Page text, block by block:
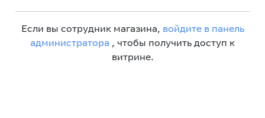
Если вы сотрудник магазина, войдите в панель
администратора , чтобы получить доступ к
витрине.